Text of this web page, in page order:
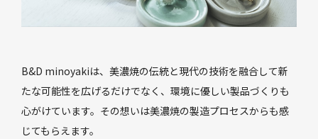
B&D minoyakiは、美濃焼の伝統と現代の技術を融合して新
たな可能性を広げるだけでなく、環境に優しい製品づくりも
心がけています。その想いは美濃焼の製造プロセスからも感
じてもらえます。